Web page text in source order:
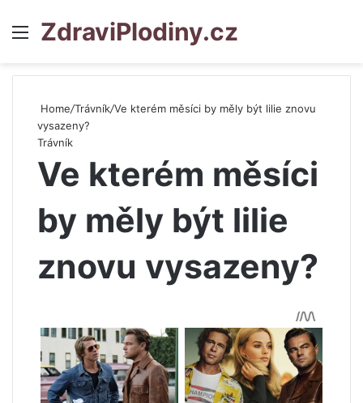
Menu
ZdraviPlodiny.cz
Home/Trávník/Ve kterém měsíci by měly být lilie znovu
vysazeny?
Trávník
Ve kterém měsíci
by měly být lilie
znovu vysazeny?